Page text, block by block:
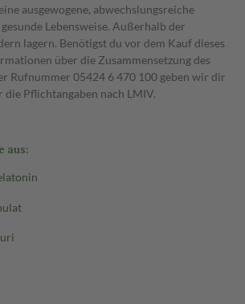
ausgewogene, abwechslungsreiche
Lebensweise. Außerhalb der
lagern. Benötigst du vor dem Kauf dieses
über die Zusammensetzung des
Rufnummer 05424 6 470 100 geben wir dir
die Pflichtangaben nach LMIV.
aus: